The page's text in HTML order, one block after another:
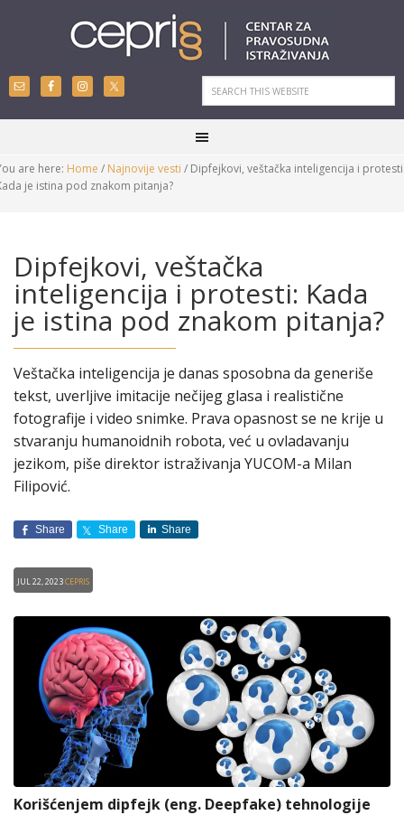
are here: Home / Najnovije vesti / Dipfejkovi, veštačka inteligencija i
je istina pod znakom pitanja?
Dipfejkovi, veštačka
inteligencija i protesti: Kada
je istina pod znakom pitanja?
Veštačka inteligencija je danas sposobna da generiše
tekst, uverljive imitacije nečijeg glasa i realistične
fotografije i video snimke. Prava opasnost se ne krije u
stvaranju humanoidnih robota, već u ovladavanju
jezikom, piše direktor istraživanja YUCOM-a Milan
Filipović.
Share Share Share
Jul 22, 2023CEPRIS
Korišćenjem dipfejk (eng. Deepfake) tehnologije